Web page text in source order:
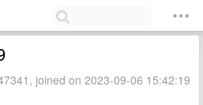
joined on 2023-09-06 15:42:19